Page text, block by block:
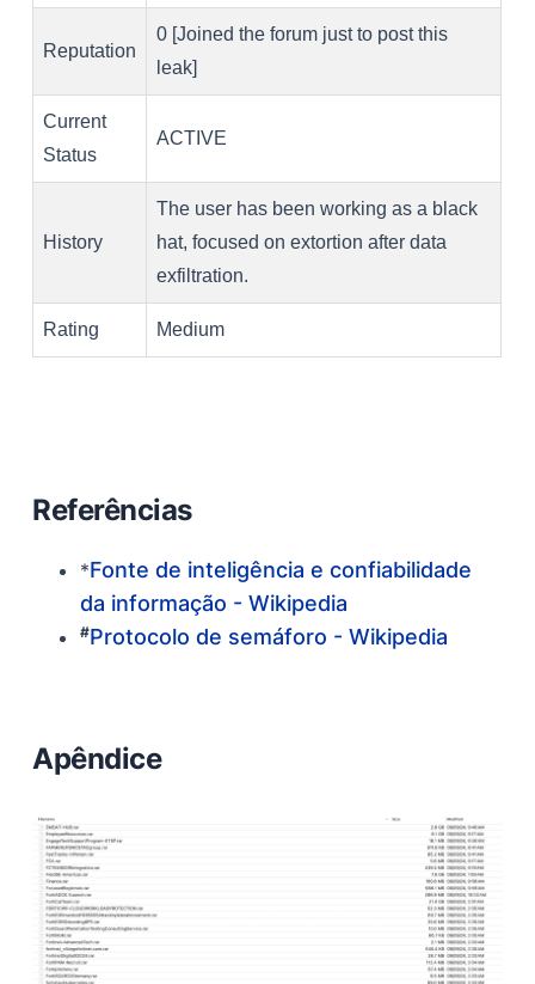
Reputation
0 [Joined the forum just to post this
leak]
Current
Status
ACTIVE
History
The user has been working as a black
hat, focused on extortion after data
exfiltration.
Rating Medium
Referências
*Fonte de inteligência e confiabilidade
da informação - Wikipedia
#Protocolo de semáforo - Wikipedia
Apêndice